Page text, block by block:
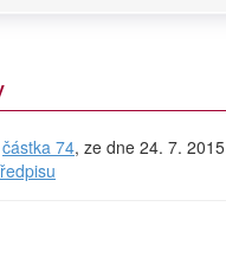
částka 74, ze dne 24. 7. 2015